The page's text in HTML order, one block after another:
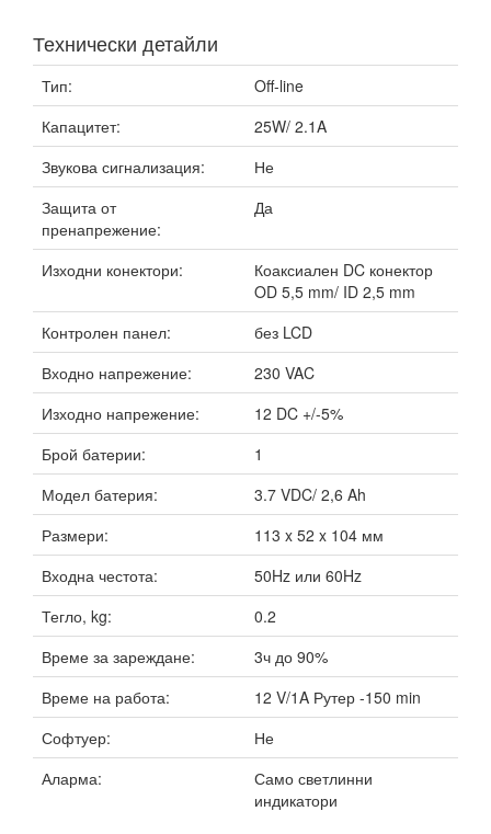
Технически детайли
Тип:
Off-line
Капацитет:
25W/ 2.1A
Звукова сигнализация:
Не
Защита от
пренапрежение:
Да
Изходни конектори:
Коаксиален DC конектор
OD 5,5 mm/ ID 2,5 mm
Контролен панел:
без LCD
Входно напрежение:
230 VAC
Изходно напрежение:
12 DC +/-5%
Брой батерии:
1
Модел батерия:
3.7 VDC/ 2,6 Ah
Размери:
113 x 52 x 104 мм
Входна честота:
50Hz или 60Hz
Тегло, kg:
0.2
Време за зареждане:
3ч до 90%
Време на работа:
12 V/1A Рутер -150 min
Софтуер:
Не
Аларма:
Само светлинни
индикатори